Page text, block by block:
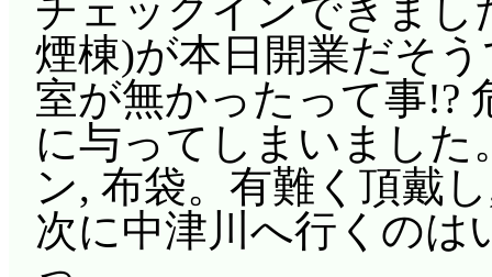
チェックインできま
煙棟)が本日開業だそ
室が無かったって事!?
に与ってしまいました
ン, 布袋。有難く頂戴
次に中津川へ行くのは